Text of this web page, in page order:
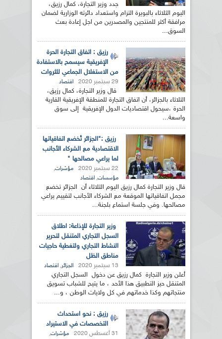
جدد وزير التجارة، كمال رزيق،
اليوم الثلاثاء بالبويرة التزام واستعداد دائرته الوزارية لضمان
مرافقة أكثر للمنتجين والمصدرين من اجل إعادة بعث
السوق...
رزيق : اتفاق التجارة الحرة
الإفريقية سيسمح بالاستفادة
من الاستغلال الجماعي للثروات
29 سبتمبر 2020 اقتصاد
قال وزير التجارة، كمال رزيق،
الثلاثاء بالجزائر، أن اتفاق التجارة للمنطقة الإفريقية القارية
الحرة ،سيحول اقتصاديات الدول الإفريقية إلى سوق
واسعة...
رزيق :"الجزائر تُخضع اتفاقياتها
الاقتصادية مع الشركاء الأجانب
لما يراعي مصالحها "
22 سبتمبر 2020 مؤشرات,
مؤسسات, اقتصاد
قال وزير التجارة كمال رزيق اليوم الثلاثاء أن الجزائر تخضع
مجمل اتفاقياتها الموقعة مع الشركاء الأجانب لتقييم يراعي
مصالحها. وفي جلسة استماع بلجنة...
وزير التجارة للإذاعة: اطلاق
السجل التجاري المتنقل لتحرير
النشاط التجاري ولتغطية حاجيات
مناطق الظل
13 سبتمبر 2020 الجزائر, اقتصاد
أعلن وزير التجارة كمال رزيق عن دخول السجل التجاري
المتنقل حيز التطبيق هذا الأحد ، ما يتيح للشباب تسويق
منتجاتهم وكذا خدماتهم في كل ولايات الوطن ، و...
رزيق : نحو استحداث
التخصصات في الاستيراد
31 أغسطس 2020 مؤشرات,